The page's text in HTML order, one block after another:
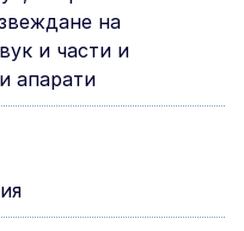
на
и части и
апарати